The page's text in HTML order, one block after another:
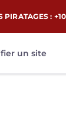
PIRATAGES :
un site